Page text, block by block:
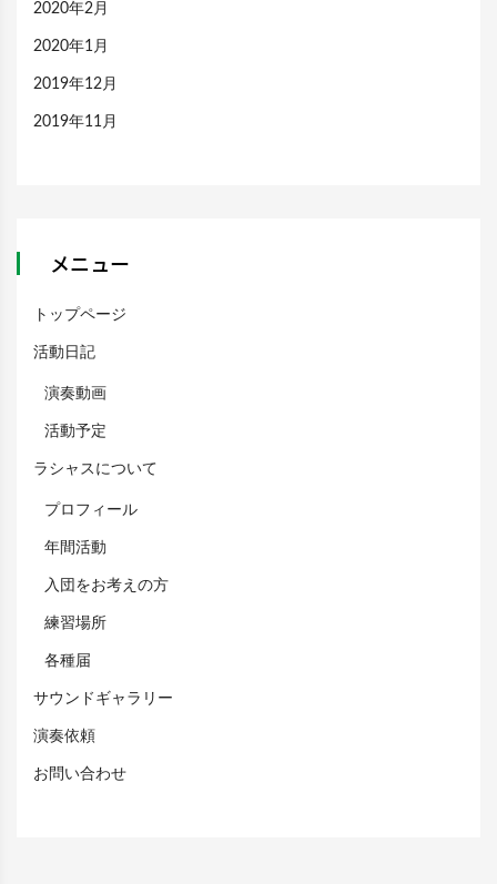
2020年2月
2020年1月
2019年12月
2019年11月
メニュー
トップページ
活動日記
演奏動画
活動予定
ラシャスについて
プロフィール
年間活動
入団をお考えの方
練習場所
各種届
サウンドギャラリー
演奏依頼
お問い合わせ